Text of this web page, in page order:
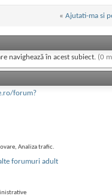
« Ajutati-ma si
navighează în acest subiect. (0
forum?
Analiza trafic.
forumuri adult